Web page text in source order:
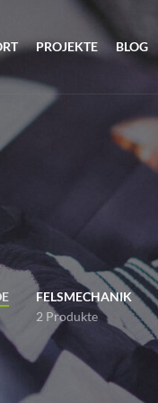
PROJEKTE BLOG
FELSMECHANIK
2 Produkte